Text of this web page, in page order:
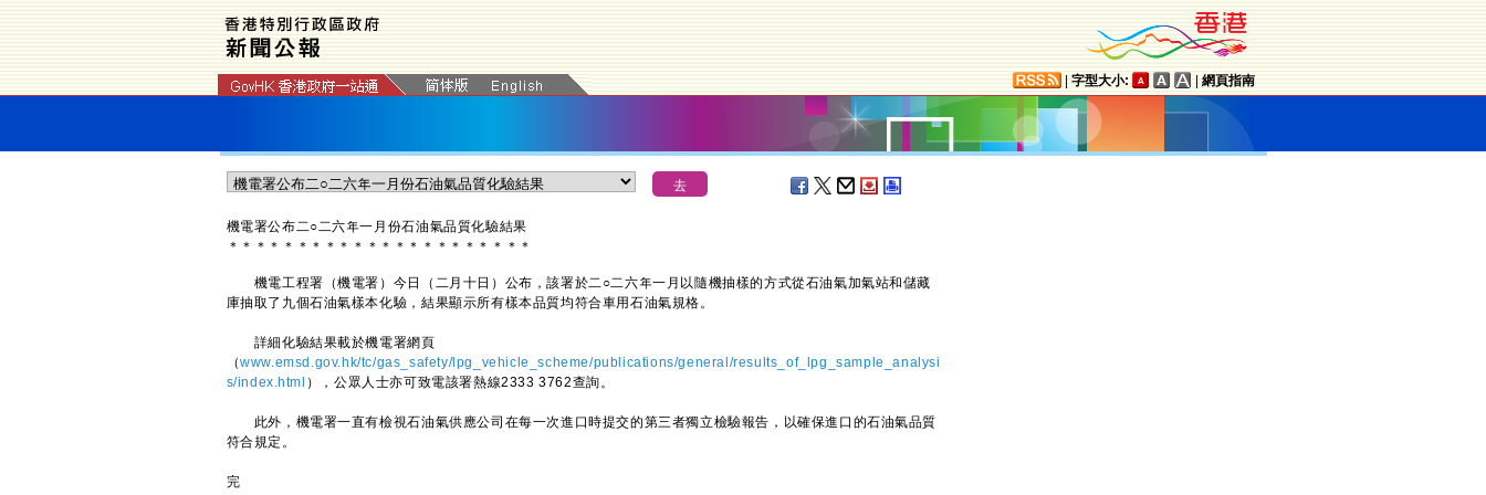
字型大小: 網頁指南
機電署公布二○二六年一月份石油氣品質化驗結果
＊ ＊ ＊ ＊ ＊ ＊ ＊ ＊ ＊ ＊ ＊ ＊ ＊ ＊ ＊ ＊ ＊ ＊ ＊ ＊ ＊ ＊
機電工程署（機電署）今日（二月十日）公布，該署於二○二六年一月以隨機抽樣的方式從石油氣加氣站和儲藏
庫抽取了九個石油氣樣本化驗，結果顯示所有樣本品質均符合車用石油氣規格。
詳細化驗結果載於機電署網頁
（www.emsd.gov.hk/tc/gas_safety/lpg_vehicle_scheme/publications/general/results_of_lpg_sample_analysi
s/index.html ），公眾人士亦可致電該署熱線2333 3762查詢。
此外，機電署一直有檢視石油氣供應公司在每一次進口時提交的第三者獨立檢驗報告，以確保進口的石油氣品質
符合規定。
完